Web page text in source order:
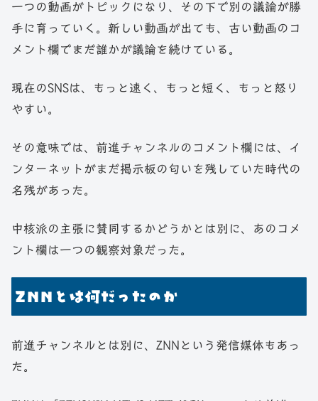
一つの動画がトピックになり、その下で別の議論が勝
手に育っていく。新しい動画が出ても、古い動画のコ
メント欄でまだ誰かが議論を続けている。
現在のSNSは、もっと速く、もっと短く、もっと怒り
やすい。
その意味では、前進チャンネルのコメント欄には、イ
ンターネットがまだ掲示板の匂いを残していた時代の
名残があった。
中核派の主張に賛同するかどうかとは別に、あのコメ
ント欄は一つの観察対象だった。
ZNNとは何だったのか
前進チャンネルとは別に、ZNNという発信媒体もあっ
た。